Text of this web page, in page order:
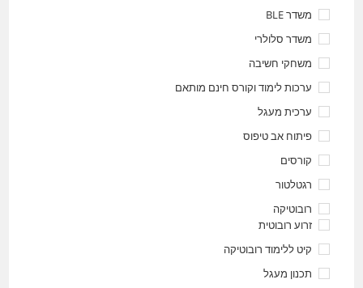
משדר BLE
משדר סלולרי
משחקי חשיבה
ערכות לימוד וקורס חינם מותאם
ערכית מעגל
פיתוח אב טיפוס
קורסים
רגטלטור
רובוטיקה
זרוע רובוטית
קיט ללימוד רובוטיקה
תכנון מעגל